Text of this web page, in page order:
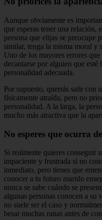
Aunque obviamente es
que esperas tener una relación,
persona que elijas se preocupe
similar, tenga la misma moral y
Uno de los mayores errores
decantarse por alguien que
personalidad adecuada.
Por supuesto, querrás salir con
físicamente atraída, pero no
personalidad. A la larga, la
mucho más atractiva que la
No esperes que ocurra
Si realmente quieres conseguir
impaciente y frustrada si no
inmediato, pero tienes que
conocer a tu futuro marido
nunca se sabe cuándo se
algunas personas conocen a su
no suele ser el caso y
besar muchas ranas antes de